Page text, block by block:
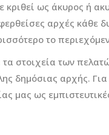
ως άκυρος ή
αρχές κάθε
το
στοιχεία των
δημόσιας αρχής.
μας ως